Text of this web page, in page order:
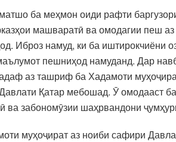
ба меҳмон оиди рафти
машваратӣ ва омодагии пеш
Иброз намуд, ки ба
пешниҳод намуданд. Дар
аз ташриф ба Хадамоти
Қатар мебошад. Ӯ омодааст
ва забономӯзии шаҳрвандони
муҳоҷират аз ноиби сафири